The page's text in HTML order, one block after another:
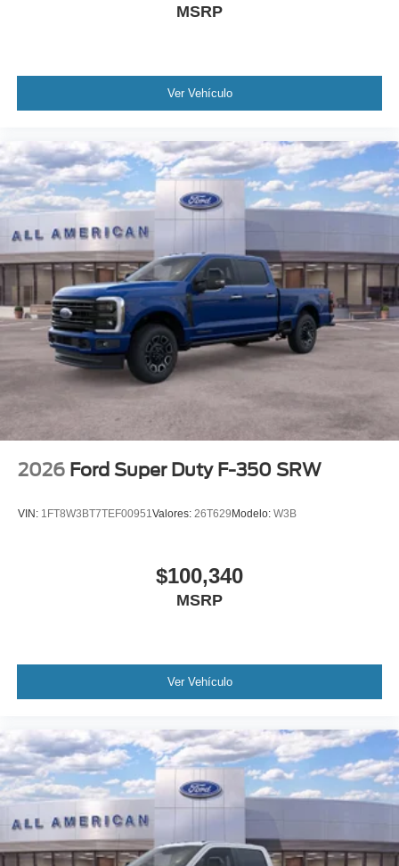
MSRP
Ver Vehículo
2026 Ford Super Duty F-350 SRW
VIN: 1FT8W3BT7TEF00951Valores: 26T629 Modelo: W3B
$100,340
MSRP
Ver Vehículo